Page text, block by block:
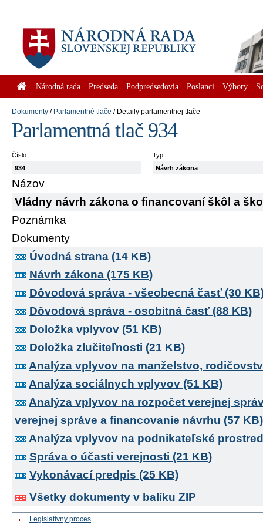
Národná rada Predseda Podpredsedovia Poslanci Výbory
Dokumenty Parlamentné tlače Detaily parlamentnej tlače
Parlamentná tlač 934
Číslo
934
Typ
Návrh zákona
Názov
Vládny návrh zákona o financovaní škôl a
Poznámka
Dokumenty
Úvodná strana (14 KB)
Návrh zákona (175 KB)
Dôvodová správa - všeobecná časť (30
Dôvodová správa - osobitná časť (88 KB)
Doložka vplyvov (51 KB)
Doložka zlučiteľnosti (21 KB)
Analýza vplyvov na manželstvo,
Analýza sociálnych vplyvov (51 KB)
Analýza vplyvov na rozpočet verejnej
verejnej správe a financovanie návrhu (57 KB)
Analýza vplyvov na podnikateľské
Správa o účasti verejnosti (21 KB)
Vykonávací predpis (25 KB)
Všetky dokumenty v balíku ZIP
Legislatívny proces